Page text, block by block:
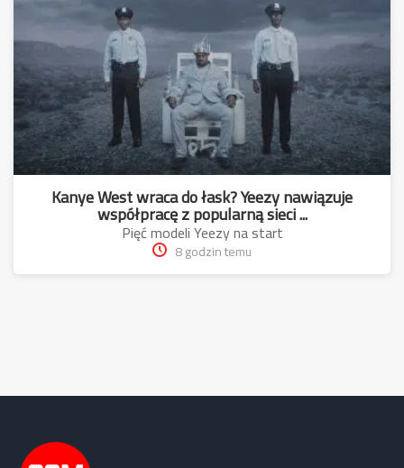
Kanye West wraca do łask? Yeezy nawiązuje
współpracę z popularną sieci ...
Pięć modeli Yeezy na start
8 godzin temu